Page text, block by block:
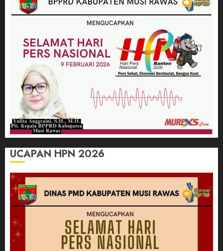
UCAPAN HPN 2026